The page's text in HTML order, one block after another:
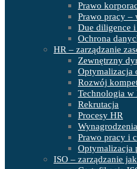
Prawo
Prawo pracy –
Due diligence
Ochrona
HR – zarządzanie
Zewnętrzny
Optymalizacja
Rozwój
Technologia w
Rekrutacja
Procesy HR
Prawo pracy i
Optymalizacja
ISO – zarządzanie